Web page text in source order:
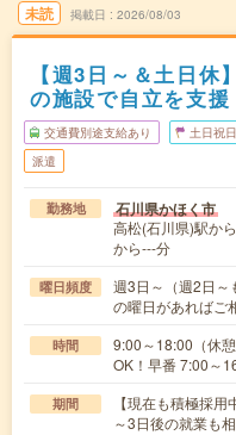
未読 掲載日 2026/08/03
【週3日～＆土日休
の施設で自立を支援
交通費別途支給あり 土日祝
派遣
勤務地 石川県かほく市
高松(石川県)駅か
から---分
曜日頻度
週3日～（週2日～
の曜日があればご
時間
9:00～18:00（休
OK！早番 7:00～
期間
【現在も積極採
～3日後の就業も